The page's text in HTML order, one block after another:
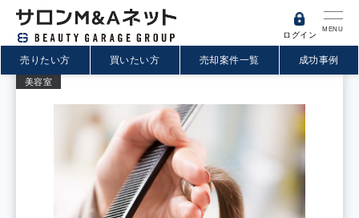
MENU
ログイン
売りたい方 買いたい方 売却案件一覧 成功事例
美容室